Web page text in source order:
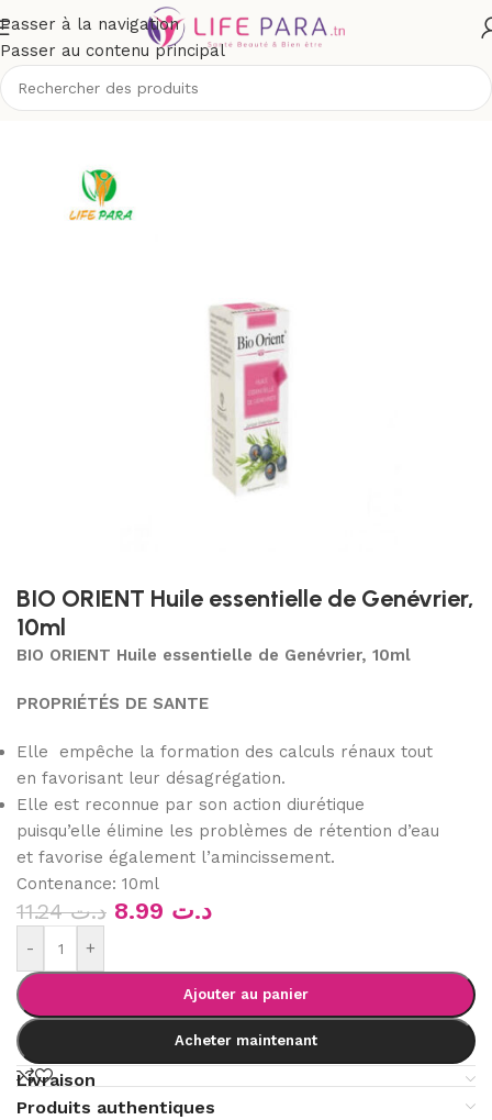
Passer à la navigation
Passer au contenu principal
Boutique/Bio & naturel/Aromathérapie/Huiles essentielles
BIO ORIENT Huile essentielle de Genévrier,
10ml
BIO ORIENT Huile essentielle de Genévrier, 10ml
PROPRIÉTÉS DE SANTE
Elle empêche la formation des calculs rénaux tout
en favorisant leur désagrégation.
Elle est reconnue par son action diurétique
puisqu’elle élimine les problèmes de rétention d’eau
et favorise également l’amincissement.
Contenance: 10ml
د.ت11.24 د.ت
- +
Ajouter au panier
Acheter maintenant
Livraison
Produits authentiques